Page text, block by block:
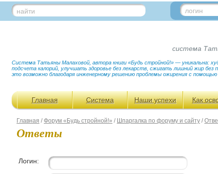
найти логин
система
Система Татьяны Малаховой, автора книги «Будь стройной!» — уникальна:
подсчета калорий, улучшать здоровье без лекарств, сжигать лишний жир
это возможно благодаря инженерному решению проблемы ожирения с
Главная Система Наши успехи Как
Главная /Форум «Будь стройной!» / Шпаргалка по форуму и сайту /
Ответы
Логин: